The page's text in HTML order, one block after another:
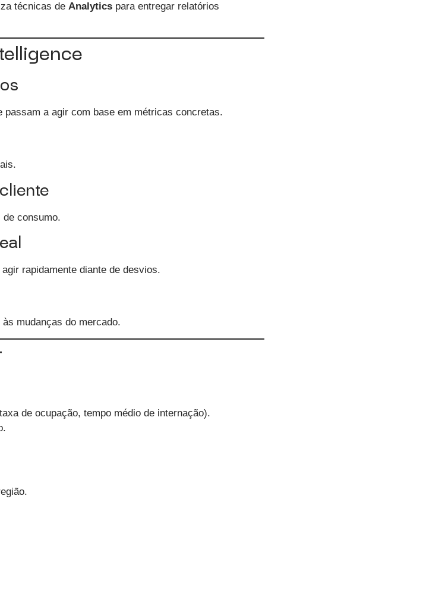
técnicas de Analyticspara entregar relatórios
passam a agir com base em métricas concretas.
consumo.
rapidamente diante de desvios.
mudanças do mercado.
de ocupação, tempo médio de internação).